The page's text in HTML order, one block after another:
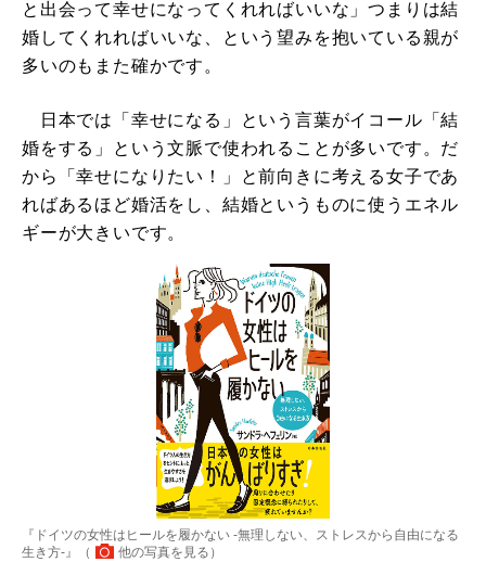
と出会って幸せになってくれればいいな」つまりは結
婚してくれればいいな、という望みを抱いている親が
多いのもまた確かです。
日本では「幸せになる」という言葉がイコール「結
婚をする」という文脈で使われることが多いです。だ
から「幸せになりたい！」と前向きに考える女子であ
ればあるほど婚活をし、結婚というものに使うエネル
ギーが大きいです。
『ドイツの女性はヒールを履かない ‐無理しない、ストレスから自由になる
生き方‐』（
他の写真を見る ）